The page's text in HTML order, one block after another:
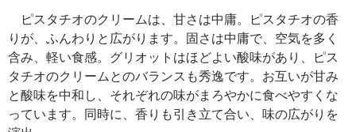
ピスタチオのクリームは、甘さは中庸。ピスタチオの香
りが、ふんわりと広がります。固さは中庸で、空気を多く
含み、軽い食感。グリオットはほどよい酸味があり、ピス
タチオのクリームとのバランスも秀逸です。お互いが甘み
と酸味を中和し、それぞれの味がまろやかに食べやすくな
っています。同時に、香りも引き立て合い、味の広がりを